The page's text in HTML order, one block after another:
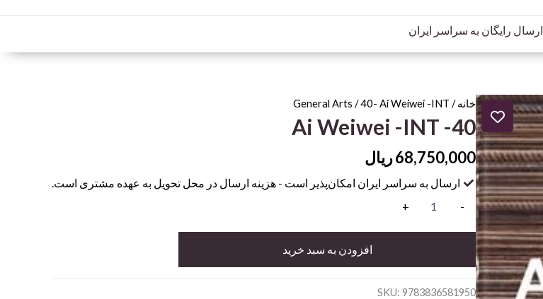
ارسال رایگان به سراسر ایران
خانه/
General Arts / 40- Ai Weiwei -INT
40- Ai Weiwei -INT
68,750,000ریال
ارسال به سراسر ایران امکان‌پذیر است - هزینه ارسال در محل تحویل به عهده مشتری است.
-
-
INT
عدد
+
افزودن به سبد خرید
SKU: 9783836581950